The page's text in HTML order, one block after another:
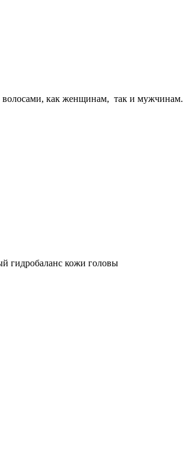
волосами, как женщинам, так и мужчинам.
гидробаланс кожи головы